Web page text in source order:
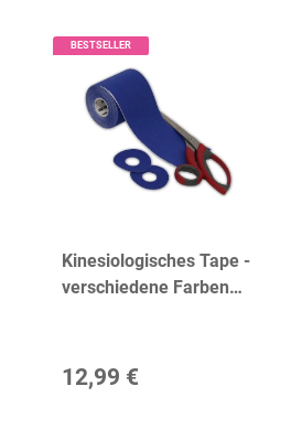
BESTSELLER
Kinesiologisches Tape -
verschiedene Farben
12,99 €